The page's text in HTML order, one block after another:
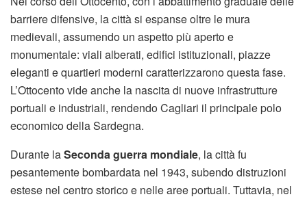
barriere difensive, la città si espanse oltre le mura
medievali, assumendo un aspetto più aperto e
monumentale: viali alberati, edifici istituzionali, piazze
eleganti e quartieri moderni caratterizzarono questa fase.
L’Ottocento vide anche la nascita di nuove infrastrutture
portuali e industriali, rendendo Cagliari il principale polo
economico della Sardegna.
Durante laSeconda guerra mondiale, la città fu
pesantemente bombardata nel 1943, subendo distruzioni
estese nel centro storico e nelle aree portuali. Tuttavia, nel